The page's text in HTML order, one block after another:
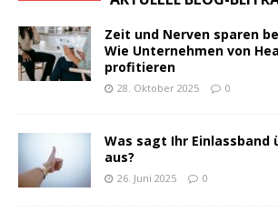
Zeit und Nerven sparen
Wie Unternehmen von
profitieren
28. Oktober 2025 0
Was sagt Ihr Einlassband
aus?
26. Juni 2025 0